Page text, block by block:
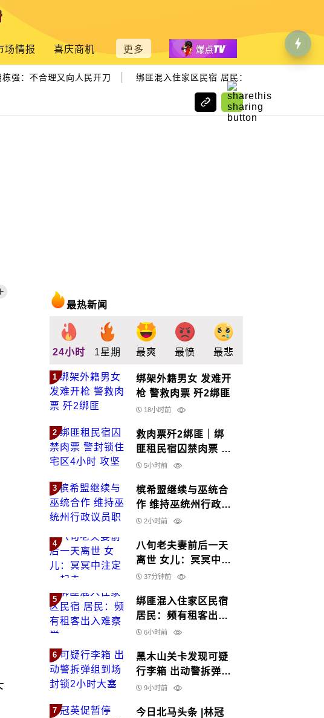
场情报 喜庆商机 更多
：不合理又向人民开刀 | 绑匪混入住家区民宿 居民：频有租客出入难察觉
最热新闻
24小时 1星期 最爽 最愤 最悲
1
绑架外籍男女 发难开
枪 警救肉票 歼2绑匪
18小时前
2
救肉票歼2绑匪｜绑
匪租民宿囚禁肉票 警
封锁住宅区4小时 攻
5小时前
3
槟希盟继续与巫统合
作 维持巫统州行政议
员职
2小时前
4
八旬老夫妻前后一天
离世 女儿：冥冥中注
定一起走
37分钟前
5
绑匪混入住家区民宿
居民：频有租客出入
难察觉
6小时前
6
黑木山关卡发现可疑
行李箱 出动警拆弹组
到场 封锁2小时大塞
9小时前
7
今日北马头条 |林冠